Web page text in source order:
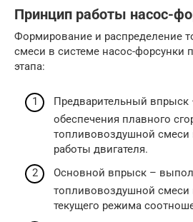
Принцип работы насос-
Формирование и распределение
смеси в системе насос-форсунки
этапа:
Предварительный впрыск
обеспечения плавного
топливовоздушной смеси
работы двигателя.
Основной впрыск –
топливовоздушной
текущего режима